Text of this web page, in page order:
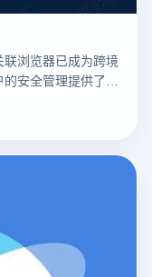
浏览器已成为跨境
安全管理提供了有
，哪些防关联浏览
推荐的防关联浏览